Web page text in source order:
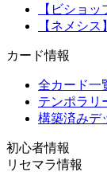
【ビショ
【ネメシス
カード情報
全カード一
テンポラリ
構築済みデ
初心者情報
リセマラ情報